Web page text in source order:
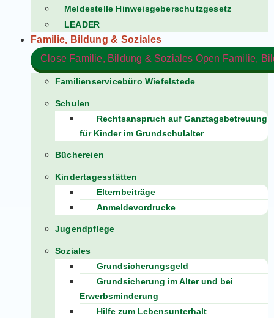
Meldestelle Hinweisgeberschutzgesetz
LEADER
Familie, Bildung & Soziales
Close Familie, Bildung & Soziales Open Familie,
Familienservicebüro Wiefelstede
Schulen
Rechtsanspruch auf Ganztagsbetreuung
für Kinder im Grundschulalter
Büchereien
Kindertagesstätten
Elternbeiträge
Anmeldevordrucke
Jugendpflege
Soziales
Grundsicherungsgeld
Grundsicherung im Alter und bei
Erwerbsminderung
Hilfe zum Lebensunterhalt